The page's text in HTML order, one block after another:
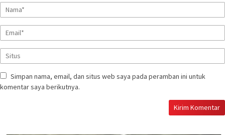
Simpan nama, email, dan situs web saya pada peramban ini untuk
komentar saya berikutnya.